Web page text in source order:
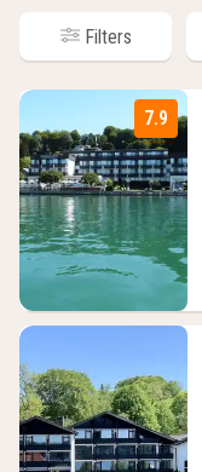
Filters
7.9